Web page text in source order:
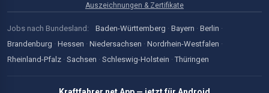
Auszeichnungen & Zertifikate
Jobs nach Bundesland: Baden-Württemberg · Bayern · Berlin ·
Brandenburg · Hessen · Niedersachsen · Nordrhein-Westfalen ·
Rheinland-Pfalz · Sachsen · Schleswig-Holstein · Thüringen